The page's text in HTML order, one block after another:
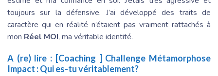
toujours sur la défensive. J’ai développé des traits de
caractère qui en réalité n’étaient pas vraiment rattachés à
mon Réel MOI, ma véritable identité.
A (re) lire : [Coaching ] Challenge Métamorphose
Impact : Qui es-tu véritablement?